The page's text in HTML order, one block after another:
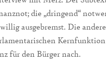
die „dringend“
ausgebremst. Die
für den Bürger nach.